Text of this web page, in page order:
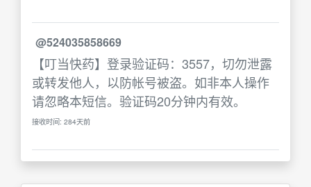
@524035858669
【叮当快药】登录验证码：3557，切勿泄露
或转发他人，以防帐号被盗。如非本人操作
请忽略本短信。验证码20分钟内有效。
接收时间: 284天前